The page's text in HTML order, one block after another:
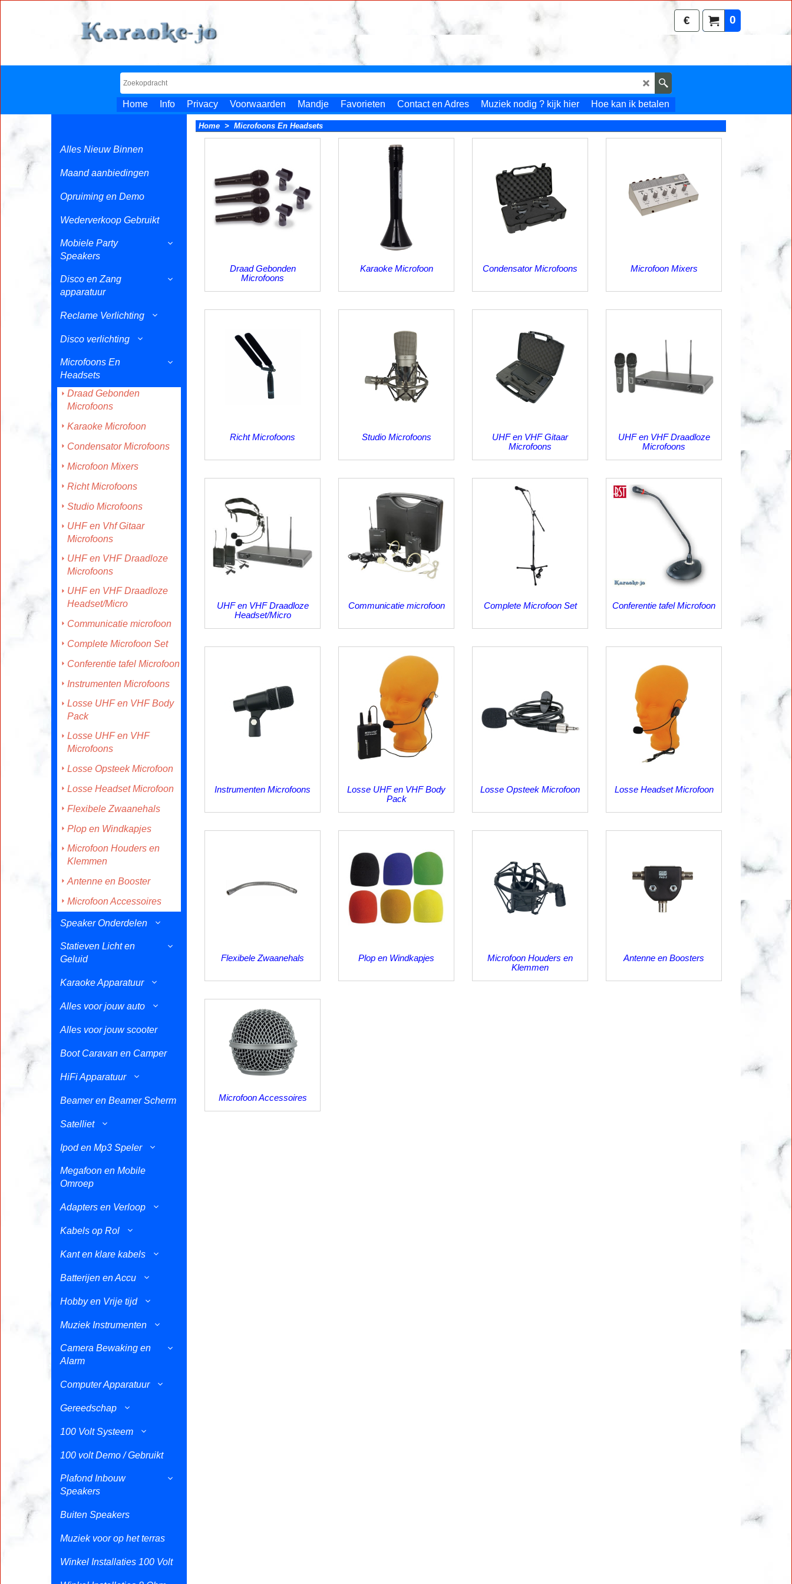
0
€
Home Info Privacy Voorwaarden Mandje Favorieten Contact en Adres Muziek nodig ? kijk hier Hoe kan ik betalen
Alles Nieuw Binnen
Maand aanbiedingen
Opruiming en Demo
Wederverkoop Gebruikt
Mobiele Party
Speakers
Disco en Zang
apparatuur
Reclame Verlichting
Disco verlichting
Microfoons En
Headsets
Draad Gebonden
Microfoons
Karaoke Microfoon
Condensator Microfoons
Microfoon Mixers
Richt Microfoons
Studio Microfoons
UHF en Vhf Gitaar
Microfoons
UHF en VHF Draadloze
Microfoons
UHF en VHF Draadloze
Headset/Micro
Communicatie microfoon
Complete Microfoon Set
Conferentie tafel Microfoon
Instrumenten Microfoons
Losse UHF en VHF Body
Pack
Losse UHF en VHF
Microfoons
Losse Opsteek Microfoon
Losse Headset Microfoon
Flexibele Zwaanehals
Plop en Windkapjes
Microfoon Houders en
Klemmen
Antenne en Booster
Microfoon Accessoires
Speaker Onderdelen
Statieven Licht en
Geluid
Karaoke Apparatuur
Alles voor jouw auto
Alles voor jouw scooter
Boot Caravan en Camper
HiFi Apparatuur
Beamer en Beamer Scherm
Satelliet
Ipod en Mp3 Speler
Megafoon en Mobile
Omroep
Adapters en Verloop
Kabels op Rol
Kant en klare kabels
Batterijen en Accu
Hobby en Vrije tijd
Muziek Instrumenten
Camera Bewaking en
Alarm
Computer Apparatuur
Gereedschap
100 Volt Systeem
100 volt Demo / Gebruikt
Plafond Inbouw
Speakers
Buiten Speakers
Muziek voor op het terras
Winkel Installaties 100 Volt
Home > Microfoons En Headsets
Draad Gebonden
Microfoons
Karaoke Microfoon Condensator Microfoons Microfoon Mixers
Richt Microfoons Studio Microfoons
UHF en VHF Gitaar
Microfoons
UHF en VHF Draadloze
Microfoons
UHF en VHF Draadloze
Headset/Micro
Communicatie microfoon Complete Microfoon Set Conferentie tafel Microfoon
Instrumenten Microfoons
Losse UHF en VHF Body
Pack
Losse Opsteek Microfoon Losse Headset Microfoon
Flexibele Zwaanehals Plop en Windkapjes
Microfoon Houders en
Klemmen
Antenne en Boosters
Microfoon Accessoires